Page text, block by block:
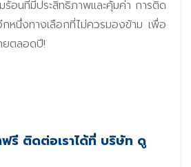
อนที่มีประสิทธิภาพและคุ้มค่า การติด
นึ่งทางเลือกที่ไม่ควรมองข้าม เพื่อ
ยตลอดปี!
ฟรี ติดต่อเราได้ที่ บริษัท ดู